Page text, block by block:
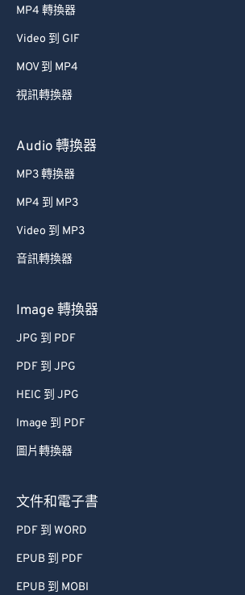
MP4 轉換器
Video 到 GIF
MOV 到 MP4
視訊轉換器
Audio 轉換器
MP3 轉換器
MP4 到 MP3
Video 到 MP3
音訊轉換器
Image 轉換器
JPG 到 PDF
PDF 到 JPG
HEIC 到 JPG
Image 到 PDF
圖片轉換器
文件和電子書
PDF 到 WORD
EPUB 到 PDF
EPUB 到 MOBI